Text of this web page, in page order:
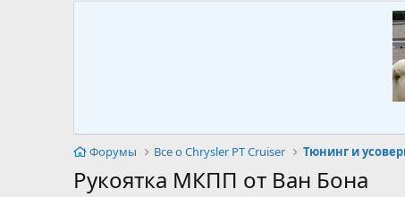
Форумы Все о Chrysler PT Cruiser Тюнинг и
Рукоятка МКПП от Ван Бона